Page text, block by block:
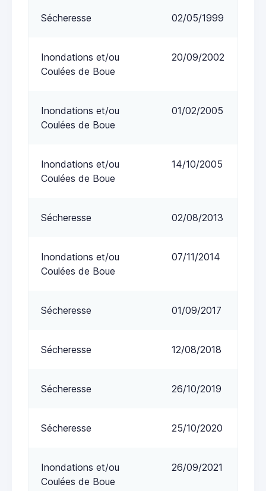
Sécheresse 02/05/1999
Inondations et/ou
Coulées de Boue
20/09/2002
Inondations et/ou
Coulées de Boue
01/02/2005
Inondations et/ou
Coulées de Boue
14/10/2005
Sécheresse 02/08/2013
Inondations et/ou
Coulées de Boue
07/11/2014
Sécheresse 01/09/2017
Sécheresse 12/08/2018
Sécheresse 26/10/2019
Sécheresse 25/10/2020
Inondations et/ou
Coulées de Boue
26/09/2021